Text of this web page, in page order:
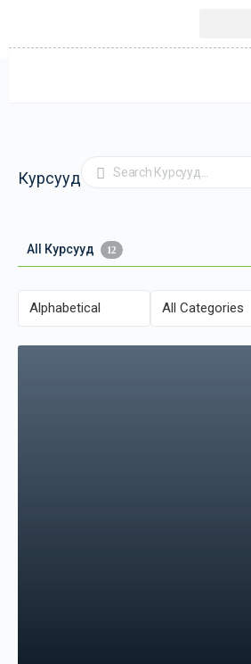
Курсууд
Хайлт
All Курсууд 12